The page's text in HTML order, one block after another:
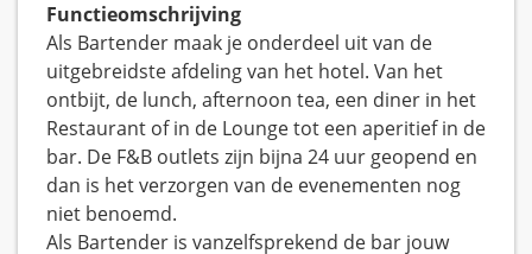
Functieomschrijving
Als Bartender maak je onderdeel uit van de
uitgebreidste afdeling van het hotel. Van het
ontbijt, de lunch, afternoon tea, een diner in het
Restaurant of in de Lounge tot een aperitief in de
bar. De F&B outlets zijn bijna 24 uur geopend en
dan is het verzorgen van de evenementen nog
niet benoemd.
Als Bartender is vanzelfsprekend de bar jouw